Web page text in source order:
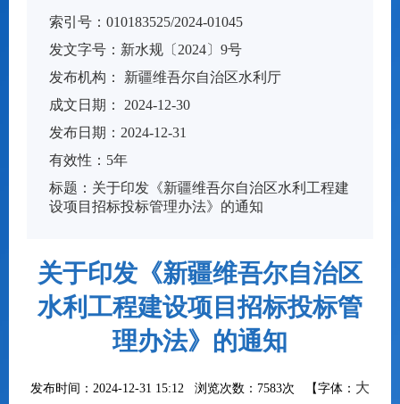
索引号： 010183525/2024-01045
发文字号： 新水规〔2024〕9号
发布机构：
新疆维吾尔自治区水利厅
成文日期： 2024-12-30
发布日期： 2024-12-31
有效性： 5年
标题： 关于印发《新疆维吾尔自治区水利工程建
设项目招标投标管理办法》的通知
关于印发《新疆维吾尔自治区
水利工程建设项目招标投标管
理办法》的通知
发布时间：2024-12-31 15:12 浏览次数： 7583次 【字体： 大